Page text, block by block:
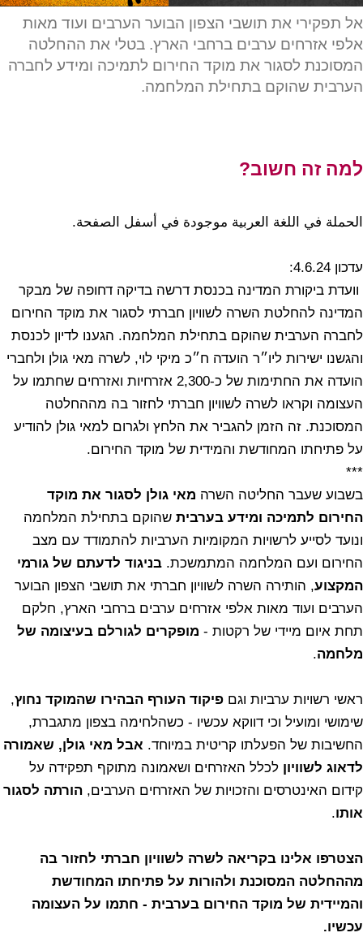
אל תפקירי את תושבי הצפון הבוער הערבים ועוד מאות
אלפי אזרחים ערבים ברחבי הארץ. בטלי את ההחלטה
המסוכנת לסגור את מוקד החירום לתמיכה ומידע לחברה
הערבית שהוקם בתחילת המלחמה.
למה זה חשוב?
الحملة في اللغة العربية موجودة في أسفل الصفحة.
עדכון 4.6.24:
וועדת ביקורת המדינה בכנסת דרשה בדיקה דחופה של מבקר
המדינה להחלטת השרה לשוויון חברתי לסגור את מוקד החירום
לחברה הערבית שהוקם בתחילת המלחמה. הגענו לדיון לכנסת
והגשנו ישירות ליו״ר הועדה ח״כ מיקי לוי, לשרה מאי גולן ולחברי
הועדה את החתימות של כ-2,300 אזרחיות ואזרחים שחתמו על
העצומה וקראו לשרה לשוויון חברתי לחזור בה מההחלטה
המסוכנת. זה הזמן להגביר את הלחץ ולגרום למאי גולן להודיע
על פתיחתו המחודשת והמידית של מוקד החירום.
***
בשבוע שעבר החליטה השרה מאי גולן לסגור את מוקד
החירום לתמיכה ומידע בערבית שהוקם בתחילת המלחמה
ונועד לסייע לרשויות המקומיות הערביות להתמודד עם מצב
החירום ועם המלחמה המתמשכת. בניגוד לדעתם של גורמי
המקצוע, הותירה השרה לשוויון חברתי את תושבי הצפון הבוער
הערבים ועוד מאות אלפי אזרחים ערבים ברחבי הארץ, חלקם
תחת איום מיידי של רקטות - מופקרים לגורלם בעיצומה של
מלחמה.
ראשי רשויות ערביות וגם פיקוד העורף הבהירו שהמוקד נחוץ,
שימושי ומועיל וכי דווקא עכשיו - כשהלחימה בצפון מתגברת,
החשיבות של הפעלתו קריטית במיוחד. אבל מאי גולן, שאמורה
לדאוג לשוויון לכלל האזרחים ושאמונה מתוקף תפקידה על
קידום האינטרסים והזכויות של האזרחים הערבים, הורתה לסגור
אותו.
הצטרפו אלינו בקריאה לשרה לשוויון חברתי לחזור בה
מההחלטה המסוכנת ולהורות על פתיחתו המחודשת
והמיידית של מוקד החירום בערבית - חתמו על העצומה
עכשיו.